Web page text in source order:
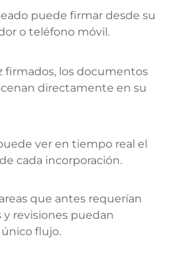
puede firmar desde su
o teléfono móvil.
firmados, los documentos
directamente en su
ver en tiempo real el
cada incorporación.
que antes requerían
y revisiones puedan
flujo.